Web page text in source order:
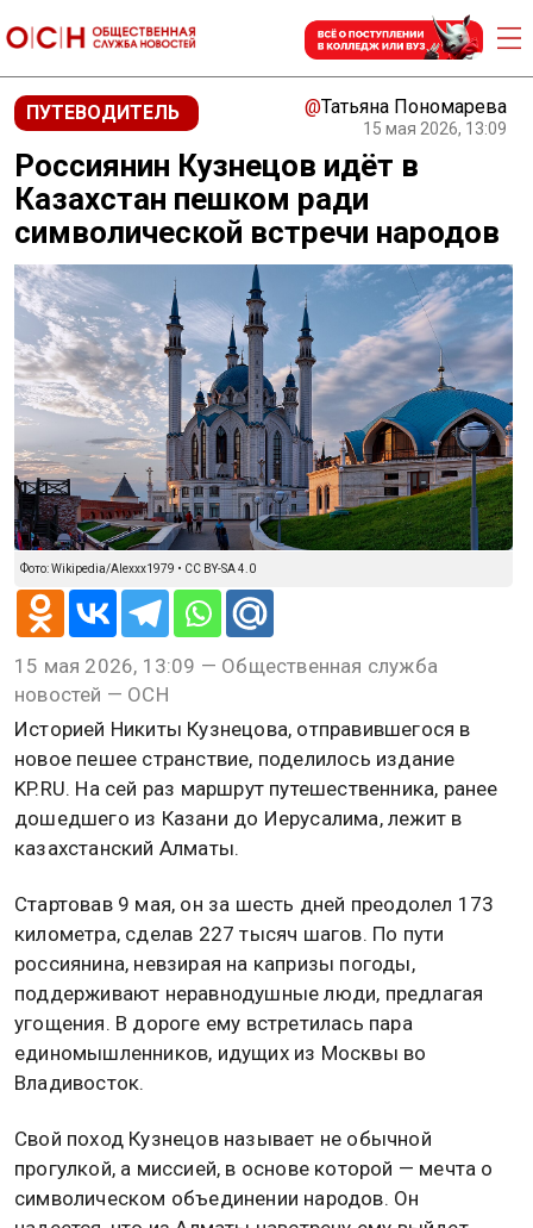
ПУТЕВОДИТЕЛЬ @Татьяна Пономарева
15 мая 2026, 13:09
Россиянин Кузнецов идёт в
Казахстан пешком ради
символической встречи народов
Фото: Wikipedia/Alexxx1979 • CC BY-SA 4.0
15 мая 2026, 13:09 — Общественная служба
новостей — ОСН
Историей Никиты Кузнецова, отправившегося в
новое пешее странствие, поделилось издание
KP.RU. На сей раз маршрут путешественника, ранее
дошедшего из Казани до Иерусалима, лежит в
казахстанский Алматы.
Стартовав 9 мая, он за шесть дней преодолел 173
километра, сделав 227 тысяч шагов. По пути
россиянина, невзирая на капризы погоды,
поддерживают неравнодушные люди, предлагая
угощения. В дороге ему встретилась пара
единомышленников, идущих из Москвы во
Владивосток.
Свой поход Кузнецов называет не обычной
прогулкой, а миссией, в основе которой — мечта о
символическом объединении народов. Он